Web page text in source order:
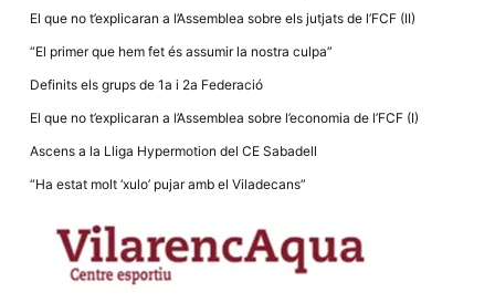
El que no t’explicaran a l’Assemblea sobre els jutjats de l’FCF (II)
“El primer que hem fet és assumir la nostra culpa”
Definits els grups de 1a i 2a Federació
El que no t’explicaran a l’Assemblea sobre l’economia de l’FCF (I)
Ascens a la Lliga Hypermotion del CE Sabadell
“Ha estat molt ‘xulo’ pujar amb el Viladecans”
dades en el seu
permeten que el
rebutja
cookies
funcionalitats